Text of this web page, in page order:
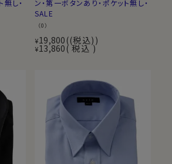
し・
ン・第一ボタンあり・ポケット無し・
SALE
（0）
¥19,800 (税込)
¥13,860 税込